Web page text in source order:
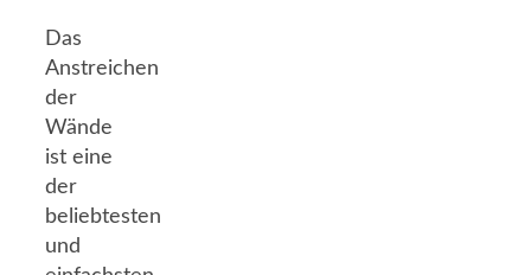
Das
Anstreichen
der
Wände
ist eine
der
beliebtesten
und